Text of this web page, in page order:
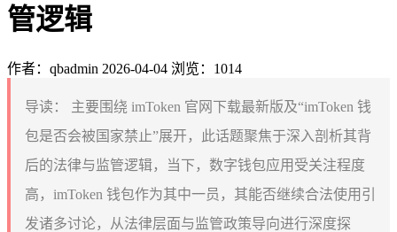
管逻辑
作者：qbadmin 2026-04-04 浏览：1014
导读：
主要围绕 imToken 官网下载最新版及“imToken 钱
包是否会被国家禁止”展开，此话题聚焦于深入剖析其背
后的法律与监管逻辑，当下，数字钱包应用受关注程度
高，imToken 钱包作为其中一员，其能否继续合法使用引
发诸多讨论，从法律层面与监管政策导向进行深度探